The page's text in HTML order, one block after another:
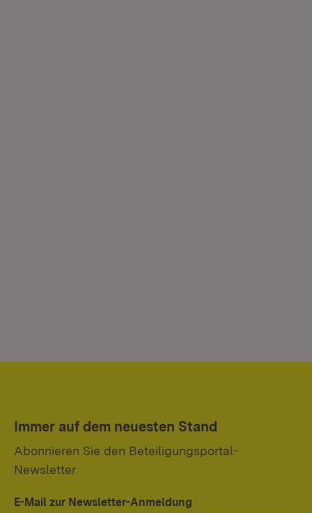
Immer auf dem neuesten Stand
Abonnieren Sie den Beteiligungsportal-
Newsletter.
E-Mail zur Newsletter-Anmeldung